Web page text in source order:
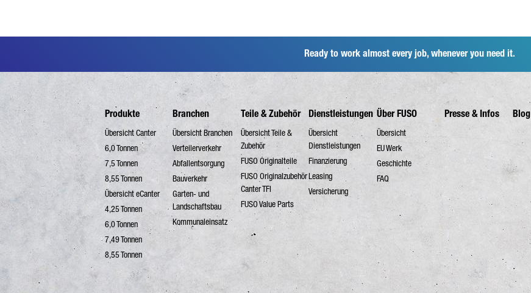
Ready to work almost every job, whenever you need it.
Produkte
Übersicht Canter
6,0 Tonnen
7,5 Tonnen
8,55 Tonnen
Übersicht eCanter
4,25 Tonnen
6,0 Tonnen
7,49 Tonnen
8,55 Tonnen
Branchen
Übersicht Branchen
Verteilerverkehr
Abfallentsorgung
Bauverkehr
Garten- und
Landschaftsbau
Kommunaleinsatz
Teile & Zubehör
Übersicht Teile &
Zubehör
FUSO Originalteile
FUSO Originalzubehör
Canter TFI
FUSO Value Parts
Dienstleistungen
Übersicht
Dienstleistungen
Finanzierung
Leasing
Versicherung
Über FUSO
Übersicht
EU Werk
Geschichte
FAQ
Presse & Infos Blog